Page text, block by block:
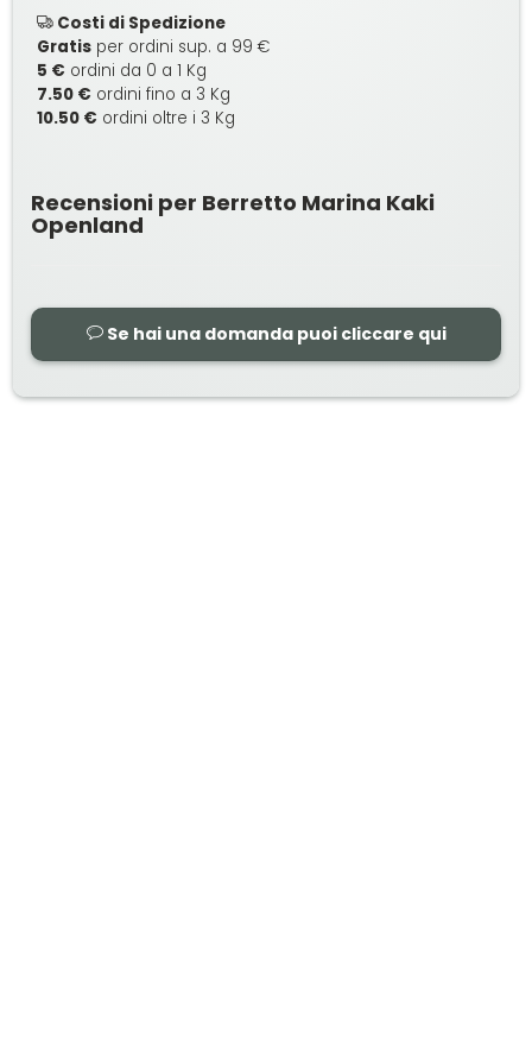
Costi di Spedizione
Gratis per ordini sup. a 99 €
5 € ordini da 0 a 1 Kg
7.50 € ordini fino a 3 Kg
10.50 € ordini oltre i 3 Kg
Recensioni per Berretto Marina Kaki
Openland
Se hai una domanda puoi cliccare qui